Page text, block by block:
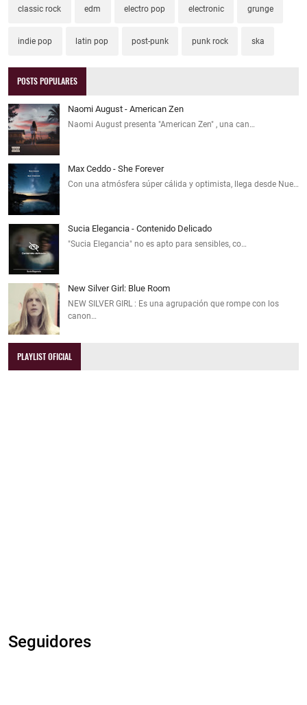
classic rock edm electro pop electronic grunge
indie pop latin pop post-punk punk rock ska
POSTS POPULARES
Naomi August - American Zen
Naomi August presenta "American Zen" , una can…
Max Ceddo - She Forever
Con una atmósfera súper cálida y optimista, llega desde Nue…
Sucia Elegancia - Contenido Delicado
"Sucia Elegancia" no es apto para sensibles, co…
New Silver Girl: Blue Room
NEW SILVER GIRL : Es una agrupación que rompe con los
canon…
PLAYLIST OFICIAL
Seguidores